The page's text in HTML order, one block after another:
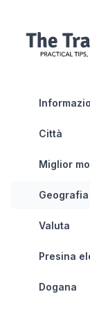
Città
Miglior
Geografia
Valuta
Presina
Dogana